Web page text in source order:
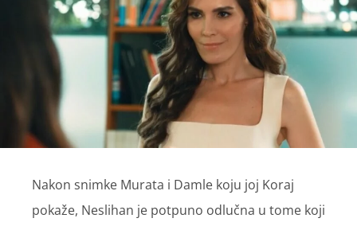
Nakon snimke Murata i Damle koju joj Koraj
pokaže, Neslihan je potpuno odlučna u tome koji